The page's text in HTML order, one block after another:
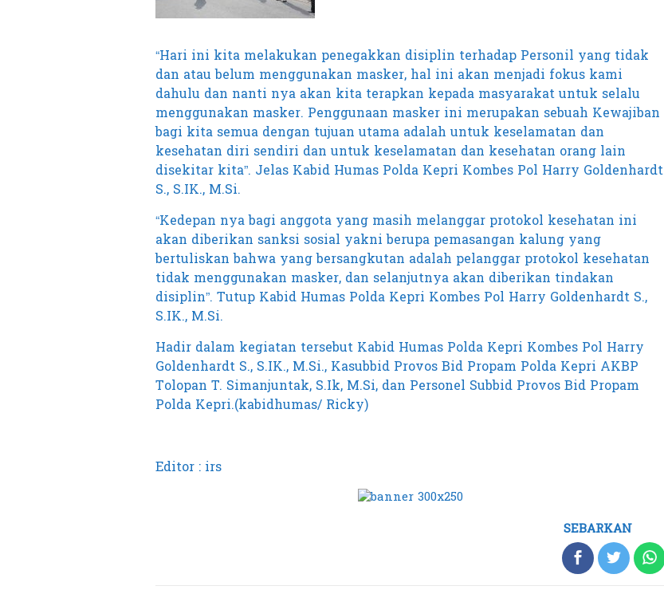
“Hari ini kita melakukan penegakkan disiplin terhadap Personil yang tidak
dan atau belum menggunakan masker, hal ini akan menjadi fokus kami
dahulu dan nanti nya akan kita terapkan kepada masyarakat untuk selalu
menggunakan masker. Penggunaan masker ini merupakan sebuah Kewajiban
bagi kita semua dengan tujuan utama adalah untuk keselamatan dan
kesehatan diri sendiri dan untuk keselamatan dan kesehatan orang lain
disekitar kita”. Jelas Kabid Humas Polda Kepri Kombes Pol Harry Goldenhardt
S., S.IK., M.Si.
“Kedepan nya bagi anggota yang masih melanggar protokol kesehatan ini
akan diberikan sanksi sosial yakni berupa pemasangan kalung yang
bertuliskan bahwa yang bersangkutan adalah pelanggar protokol kesehatan
tidak menggunakan masker, dan selanjutnya akan diberikan tindakan
disiplin”. Tutup Kabid Humas Polda Kepri Kombes Pol Harry Goldenhardt S.,
S.IK., M.Si.
Hadir dalam kegiatan tersebut Kabid Humas Polda Kepri Kombes Pol Harry
Goldenhardt S., S.IK., M.Si., Kasubbid Provos Bid Propam Polda Kepri AKBP
Tolopan T. Simanjuntak, S.Ik, M.Si, dan Personel Subbid Provos Bid Propam
Polda Kepri.(kabidhumas/ Ricky)
Editor : irs
SEBARKAN